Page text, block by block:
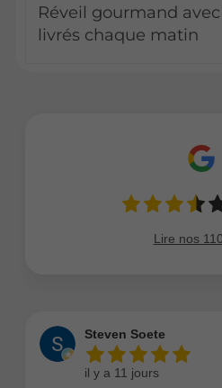
Réveil gourmand
livrés chaque matin